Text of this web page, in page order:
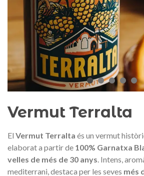
Vermut Terralta
El Vermut Terralta és un vermut
elaborat a partir de 100% Garnatxa
velles de més de 30 anys. Intens,
mediterrani, destaca per les seves més
Medalla commemorativa Gaudí
2026 – Edició limitada
89,00 € NOVETAT
Afegir a la cistella